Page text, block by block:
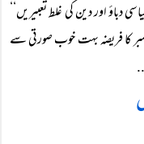
دباؤ اور دین کی غلط تعبیریں‘‘
کا فریضہ بہت خوب صورتی سے